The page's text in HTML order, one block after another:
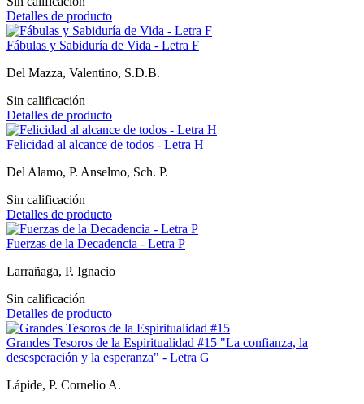
Detalles de producto
Fábulas y Sabiduría de Vida - Letra F
Del Mazza, Valentino, S.D.B.
Sin calificación
Detalles de producto
Felicidad al alcance de todos - Letra H
Del Alamo, P. Anselmo, Sch. P.
Sin calificación
Detalles de producto
Fuerzas de la Decadencia - Letra P
Larrañaga, P. Ignacio
Sin calificación
Detalles de producto
Grandes Tesoros de la Espiritualidad #15 "La confianza, la
desesperación y la esperanza" - Letra G
Lápide, P. Cornelio A.